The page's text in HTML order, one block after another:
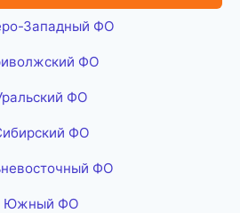
Западный ФО
ФО
ФО
ФО
ФО
Южный ФО